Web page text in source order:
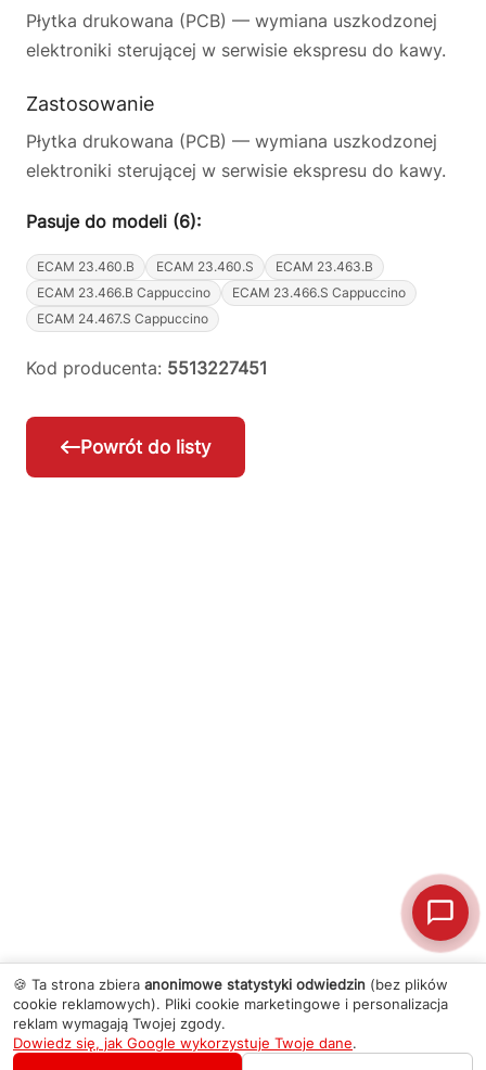
Płytka drukowana (PCB) — wymiana uszkodzonej
elektroniki sterującej w serwisie ekspresu do kawy.
Zastosowanie
Płytka drukowana (PCB) — wymiana uszkodzonej
elektroniki sterującej w serwisie ekspresu do kawy.
Pasuje do modeli (6):
ECAM 23.460.B ECAM 23.460.S
ECAM 23.463.B
ECAM 23.466.B Cappuccino
ECAM 23.466.S Cappuccino
ECAM 24.467.S Cappuccino
Kod producenta: 5513227451
Powrót do listy
🍪 Ta strona zbiera anonimowe statystyki odwiedzin (bez plików
cookie reklamowych). Pliki cookie marketingowe i personalizacja
reklam wymagają Twojej zgody.
Dowiedz się, jak Google wykorzystuje Twoje dane.